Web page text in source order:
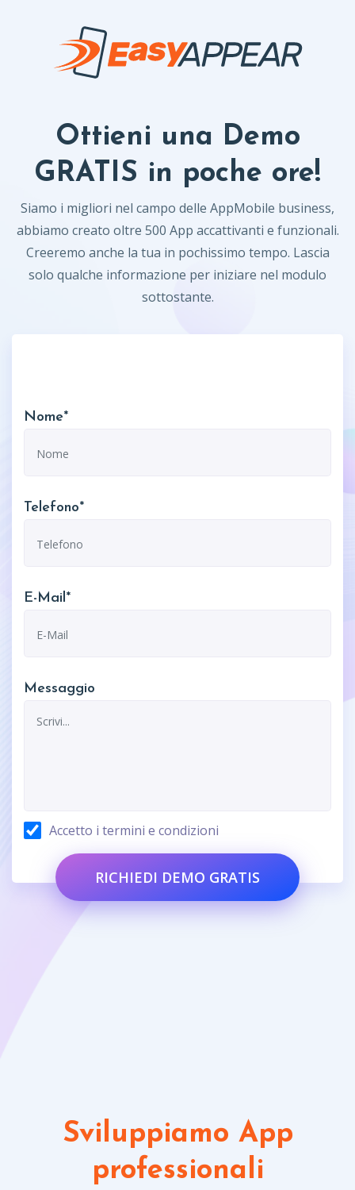
Ottieni una Demo
GRATIS in poche ore!
Siamo i migliori nel campo delle AppMobile business,
abbiamo creato oltre 500 App accattivanti e funzionali.
Creeremo anche la tua in pochissimo tempo. Lascia
solo qualche informazione per iniziare nel modulo
sottostante.
Nome*
Telefono*
E-Mail*
Messaggio
Accetto i termini e condizioni
Sviluppiamo App
professionali